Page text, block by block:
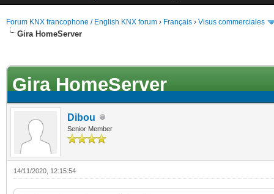
Forum KNX francophone / English KNX forum › Français › Visus commerciales
Gira HomeServer
Gira HomeServer
Dibou
Senior Member
14/11/2020, 12:15:54